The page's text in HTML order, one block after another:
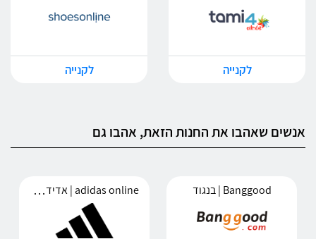
לקנייה לקנייה
אנשים שאהבו את החנות הזאת, אהבו גם
Banggood | בנגוד adidas online | אדידס אונליין